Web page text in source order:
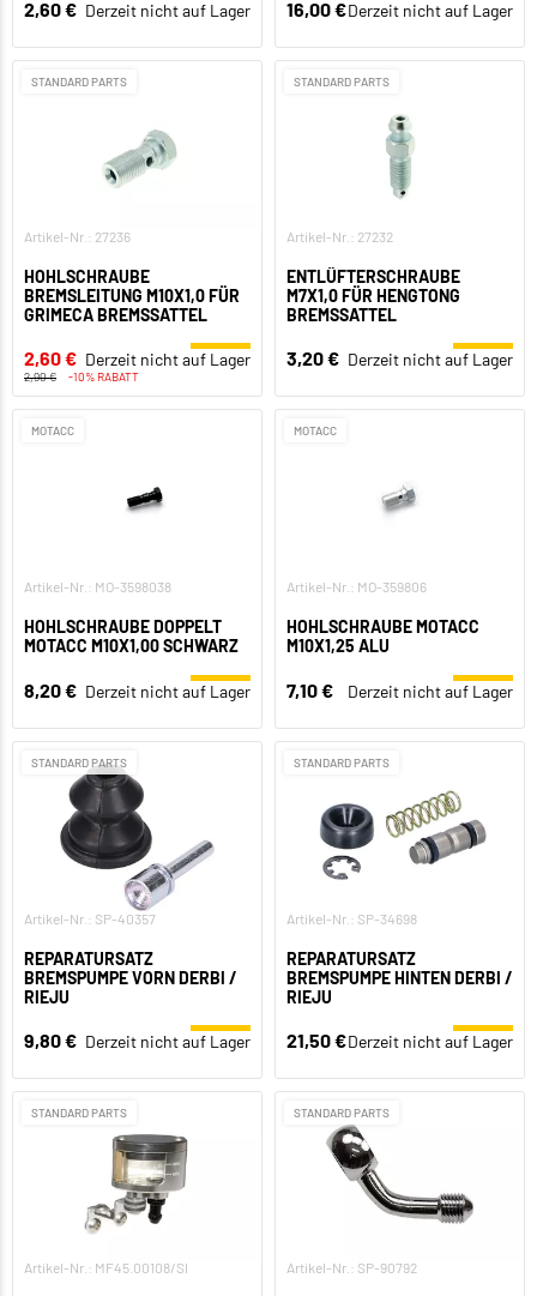
2,60 € Derzeit nicht auf Lager 16,00 €Derzeit nicht auf Lager
STANDARD PARTS
Artikel-Nr.: 27236
HOHLSCHRAUBE
BREMSLEITUNG M10X1,0 FÜR
GRIMECA BREMSSATTEL
2,60 € Derzeit nicht auf Lager
2,90 € -10% RABATT
STANDARD PARTS
Artikel-Nr.: 27232
ENTLÜFTERSCHRAUBE
M7X1,0 FÜR HENGTONG
BREMSSATTEL
3,20 € Derzeit nicht auf Lager
MOTACC
Artikel-Nr.: MO-3598038
HOHLSCHRAUBE DOPPELT
MOTACC M10X1,00 SCHWARZ
8,20 € Derzeit nicht auf Lager
MOTACC
Artikel-Nr.: MO-359806
HOHLSCHRAUBE MOTACC
M10X1,25 ALU
7,10 € Derzeit nicht auf Lager
STANDARD PARTS
Artikel-Nr.: SP-40357
REPARATURSATZ
BREMSPUMPE VORN DERBI /
RIEJU
9,80 € Derzeit nicht auf Lager
STANDARD PARTS
Artikel-Nr.: SP-34698
REPARATURSATZ
BREMSPUMPE HINTEN DERBI /
RIEJU
21,50 €Derzeit nicht auf Lager
STANDARD PARTS
Artikel-Nr.: MF45.00108/SI
STANDARD PARTS
Artikel-Nr.: SP-90792